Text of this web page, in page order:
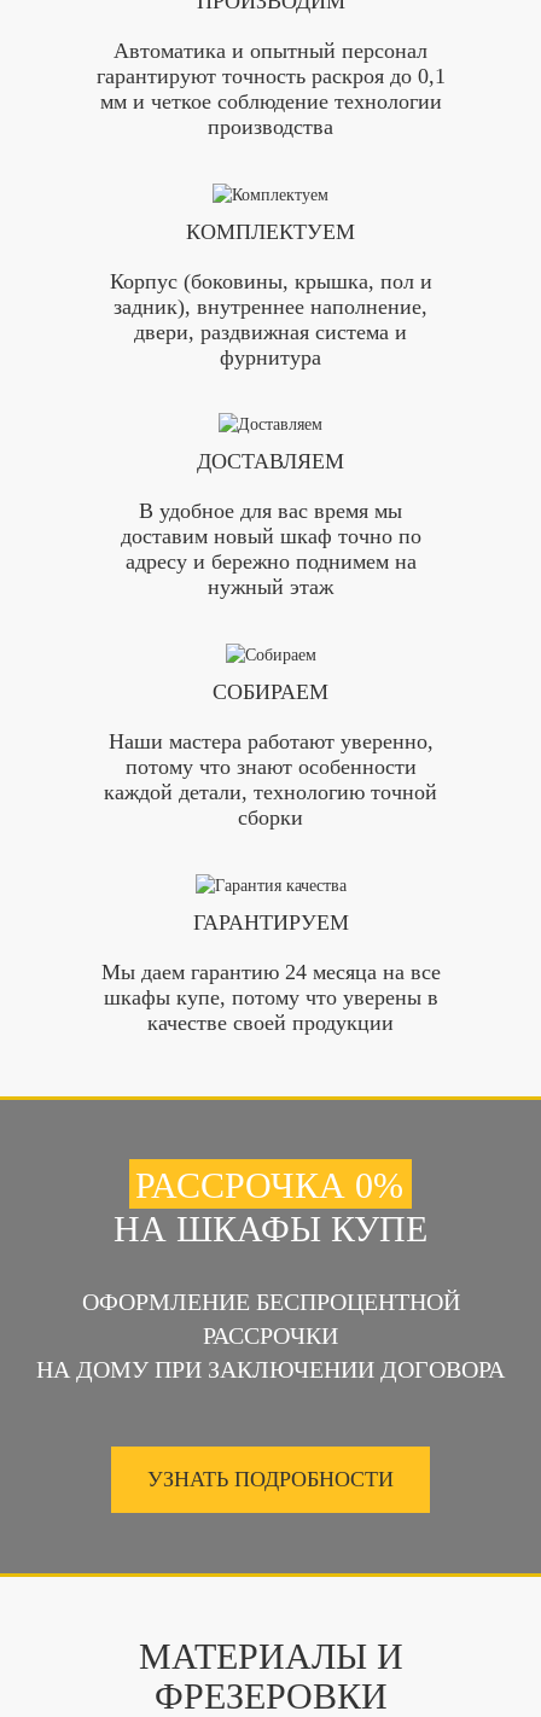
Автоматика и опытный персонал
гарантируют точность раскроя до 0,1
мм и четкое соблюдение технологии
производства
КОМПЛЕКТУЕМ
Корпус (боковины, крышка, пол и
задник), внутреннее наполнение,
двери, раздвижная система и
фурнитура
ДОСТАВЛЯЕМ
В удобное для вас время мы
доставим новый шкаф точно по
адресу и бережно поднимем на
нужный этаж
СОБИРАЕМ
Наши мастера работают уверенно,
потому что знают особенности
каждой детали, технологию точной
сборки
ГАРАНТИРУЕМ
Мы даем гарантию 24 месяца на все
шкафы купе, потому что уверены в
качестве своей продукции
РАССРОЧКА 0%
НА ШКАФЫ КУПЕ
ОФОРМЛЕНИЕ БЕСПРОЦЕНТНОЙ
РАССРОЧКИ
НА ДОМУ ПРИ ЗАКЛЮЧЕНИИ ДОГОВОРА
УЗНАТЬ ПОДРОБНОСТИ
МАТЕРИАЛЫ И
ФРЕЗЕРОВКИ